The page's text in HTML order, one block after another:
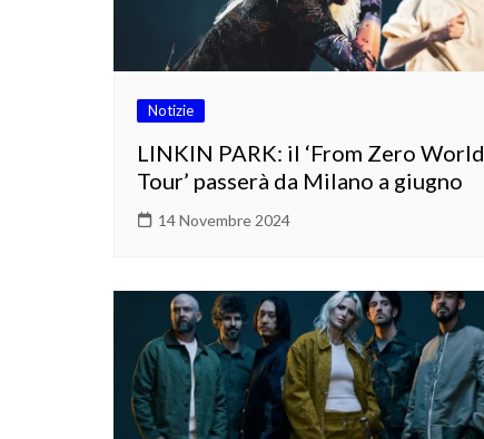
Notizie
LINKIN PARK: il ‘From Zero World
Tour’ passerà da Milano a giugno
14 Novembre 2024